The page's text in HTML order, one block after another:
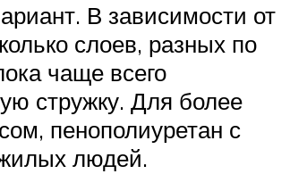
В зависимости от
слоев, разных по
чаще всего
стружку. Для более
пенополиуретан с
людей.